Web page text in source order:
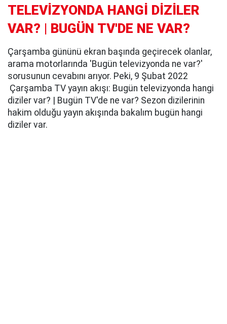
TELEVİZYONDA HANGİ DİZİLER
VAR? | BUGÜN TV'DE NE VAR?
Çarşamba gününü ekran başında geçirecek olanlar,
arama motorlarında 'Bugün televizyonda ne var?'
sorusunun cevabını arıyor. Peki, 9 Şubat 2022
Çarşamba TV yayın akışı: Bugün televizyonda hangi
diziler var? | Bugün TV'de ne var? Sezon dizilerinin
hakim olduğu yayın akışında bakalım bugün hangi
diziler var.